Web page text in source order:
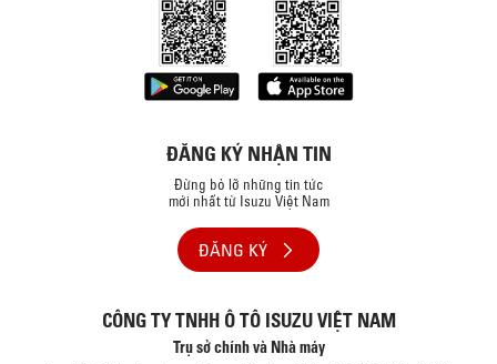
ĐĂNG KÝ NHẬN TIN
Đừng bỏ lỡ những tin tức
mới nhất từ Isuzu Việt Nam
ĐĂNG KÝ
CÔNG TY TNHH Ô TÔ ISUZU VIỆT NAM
Trụ sở chính và Nhà máy